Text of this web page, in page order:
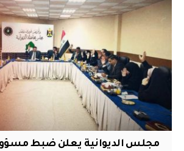
مجلس الديوانية يعلن ضبط